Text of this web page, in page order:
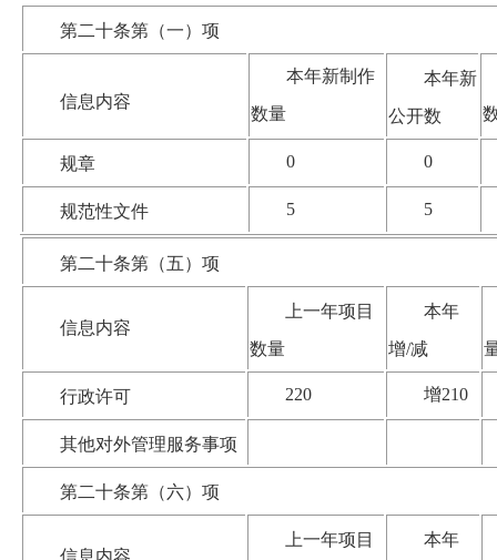
第二十条第（一）项
信息内容
本年新制作
数量
本年新
公开数
规章 0 0
规范性文件 5 5
第二十条第（五）项
信息内容
上一年项目
数量
本年
增/减
行政许可 220 增210
其他对外管理服务事项
第二十条第（六）项
信息内容
上一年项目 本年